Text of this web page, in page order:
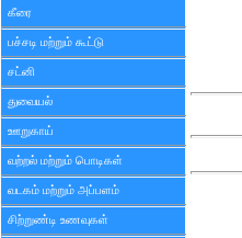
கீரை
பச்சடி மற்றும் கூட்டு
சட்னி
துவையல்
ஊறுகாய்
வற்றல் மற்றும் பொடிகள்
வடகம் மற்றும் அப்பளம்
சிற்றுண்டி உணவுகள்